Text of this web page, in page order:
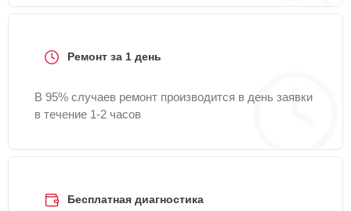
Ремонт за 1 день
В 95% случаев ремонт производится в день заявки
в течение 1-2 часов
Бесплатная диагностика